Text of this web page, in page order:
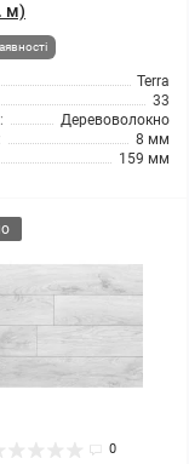
м)
Terra
33
Деревоволокно
8 мм
159 мм
0